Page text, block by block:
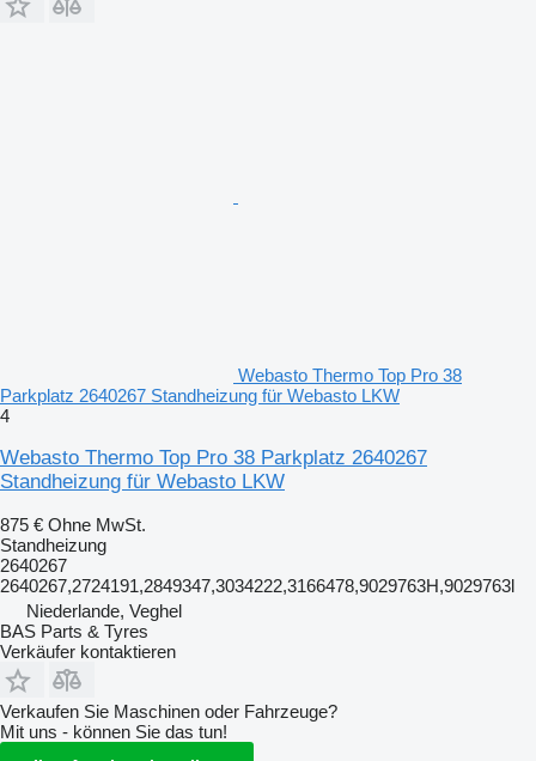
Webasto Thermo Top Pro 38
Parkplatz 2640267 Standheizung für Webasto LKW
4
Webasto Thermo Top Pro 38 Parkplatz 2640267
Standheizung für Webasto LKW
875 € Ohne MwSt.
Standheizung
2640267
2640267,2724191,2849347,3034222,3166478,9029763H,9029763l
Niederlande, Veghel
BAS Parts & Tyres
Verkäufer kontaktieren
Verkaufen Sie Maschinen oder Fahrzeuge?
Mit uns - können Sie das tun!